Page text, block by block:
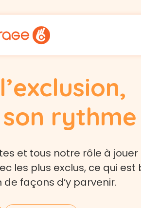
rythme
et tous notre rôle à
les plus exclus, ce qui est
de façons d’y parvenir.